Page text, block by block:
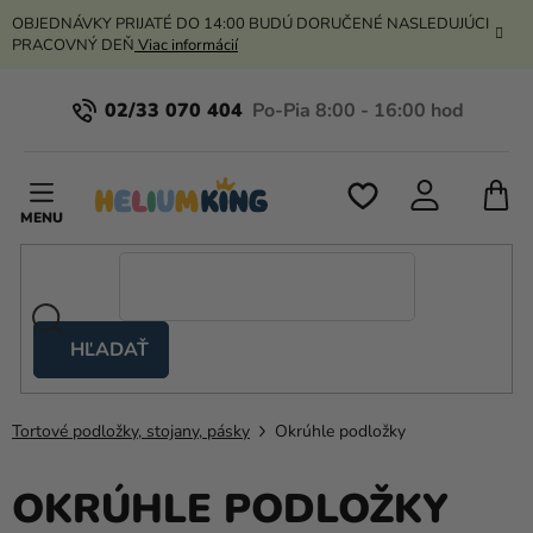
Prejsť
na
OBJEDNÁVKY PRIJATÉ DO 14:00 BUDÚ DORUČENÉ NASLEDUJÚCI
PRACOVNÝ DEŇ Viac informácií
02/33 070 404
HĽADAŤ
stany
Kanekalon
Hélium
a
Tortové podložky, stojany, pásky Okrúhle podložky
OKRÚHLE PODLOŽKY